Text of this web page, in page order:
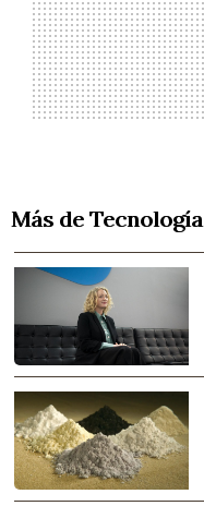
Más de Tecnología